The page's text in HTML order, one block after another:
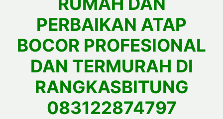
PERBAIKAN ATAP
BOCOR PROFESIONAL
DAN TERMURAH DI
RANGKASBITUNG
083122874797